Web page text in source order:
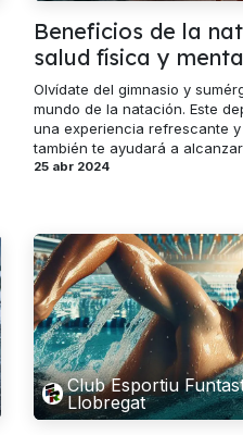
Beneficios de la
salud física y
Olvídate del gimnasio y
mundo de la natación. Este
una experiencia refrescante
también te ayudará a
25 abr 2024
Club Esportiu
Llobregat